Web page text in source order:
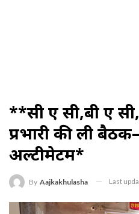
**सी ए सी,बी ए सी,
प्रभारी की ली
अल्टीमेटम*
By Aajkakhulasha Last